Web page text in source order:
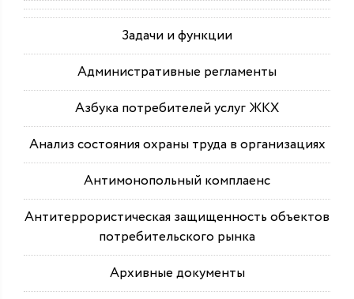
Задачи и функции
Административные регламенты
Азбука потребителей услуг ЖКХ
Анализ состояния охраны труда в организациях
Антимонопольный комплаенс
Антитеррористическая защищенность объектов
потребительского рынка
Архивные документы